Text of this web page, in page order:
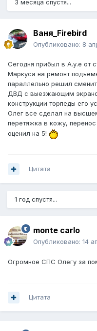
3 месяца спустя...
Ваня_Firebird
Опубликовано: 8
Сегодня прибыл в А.у.е от
Маркуса на ремонт
параллельно решил
ДВД с выезжающим
конструкции торпеды его
Олег все сделал на
перетяжка в кожу,
оценил на 5!
Цитата
1 год спустя...
monte carlo
Опубликовано: 14
Огромное СПС Олегу за
Цитата